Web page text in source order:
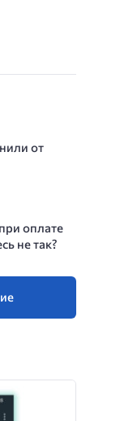
от
оплате
не так?